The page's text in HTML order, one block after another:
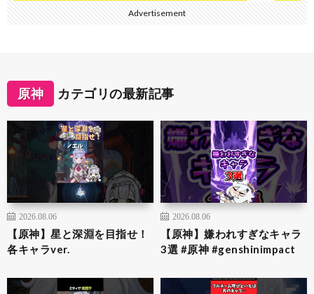
Advertisement
原神 カテゴリの最新記事
2026.08.06
【原神】星と深淵を目指せ！
各キャラver.
2026.08.06
【原神】嫌われすぎなキャラ
3選 #原神 #genshinimpact